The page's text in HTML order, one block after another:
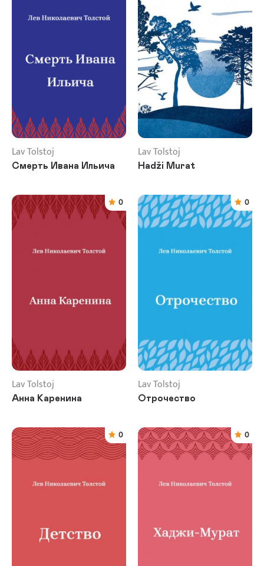
Lav Tolstoj
Смерть Ивана Ильича
Lav Tolstoj
Hadži Murat
0
Lav Tolstoj
Анна Каренина
0
Lav Tolstoj
Отрочество
0 0